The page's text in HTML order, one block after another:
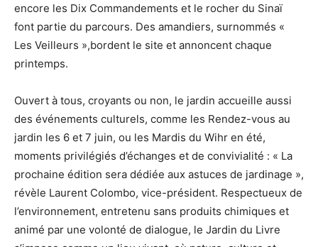
encore les Dix Commandements et le rocher du Sinaï
font partie du parcours. Des amandiers, surnommés «
Les Veilleurs »,bordent le site et annoncent chaque
printemps.
Ouvert à tous, croyants ou non, le jardin accueille aussi
des événements culturels, comme les Rendez-vous au
jardin les 6 et 7 juin, ou les Mardis du Wihr en été,
moments privilégiés d’échanges et de convivialité : « La
prochaine édition sera dédiée aux astuces de jardinage »,
révèle Laurent Colombo, vice-président. Respectueux de
l’environnement, entretenu sans produits chimiques et
animé par une volonté de dialogue, le Jardin du Livre